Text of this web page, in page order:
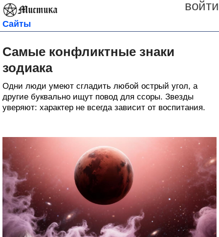
войти
Сайты
Самые конфликтные знаки
зодиака
Одни люди умеют сгладить любой острый угол, а
другие буквально ищут повод для ссоры. Звезды
уверяют: характер не всегда зависит от воспитания.